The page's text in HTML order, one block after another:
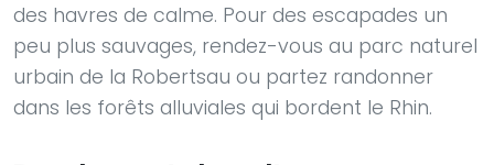
des havres de calme. Pour des escapades un
peu plus sauvages, rendez-vous au parc naturel
urbain de la Robertsau ou partez randonner
dans les forêts alluviales qui bordent le Rhin.